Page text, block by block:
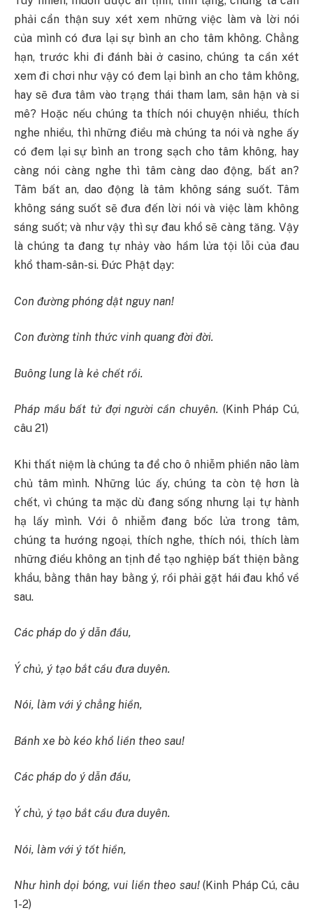
phải cẩn thận suy xét xem những việc làm và lời nói
của mình có đưa lại sự bình an cho tâm không. Chẳng
hạn, trước khi đi đánh bài ở casino, chúng ta cần xét
xem đi chơi như vậy có đem lại bình an cho tâm không,
hay sẽ đưa tâm vào trạng thái tham lam, sân hận và si
mê? Hoặc nếu chúng ta thích nói chuyện nhiều, thích
nghe nhiều, thì những điều mà chúng ta nói và nghe ấy
có đem lại sự bình an trong sạch cho tâm không, hay
càng nói càng nghe thì tâm càng dao động, bất an?
Tâm bất an, dao động là tâm không sáng suốt. Tâm
không sáng suốt sẽ đưa đến lời nói và việc làm không
sáng suốt; và như vậy thì sự đau khổ sẽ càng tăng. Vậy
là chúng ta đang tự nhảy vào hầm lửa tội lỗi của đau
khổ tham-sân-si. Ðức Phật dạy:
Con đường phóng dật nguy nan!
Con đường tỉnh thức vinh quang đời đời.
Buông lung là kẻ chết rồi.
Pháp mầu bất tử đợi người cần chuyên. (Kinh Pháp Cú,
câu 21)
Khi thất niệm là chúng ta để cho ô nhiễm phiền não làm
chủ tâm mình. Những lúc ấy, chúng ta còn tệ hơn là
chết, vì chúng ta mặc dù đang sống nhưng lại tự hành
hạ lấy mình. Với ô nhiễm đang bốc lửa trong tâm,
chúng ta hướng ngoại, thích nghe, thích nói, thích làm
những điều không an tịnh để tạo nghiệp bất thiện bằng
khẩu, bằng thân hay bằng ý, rồi phải gặt hái đau khổ về
sau.
Các pháp do ý dẫn đầu,
Ý chủ, ý tạo bắt cầu đưa duyên.
Nói, làm với ý chẳng hiền,
Bánh xe bò kéo khổ liền theo sau!
Các pháp do ý dẫn đầu,
Ý chủ, ý tạo bắt cầu đưa duyên.
Nói, làm với ý tốt hiền,
Như hình dọi bóng, vui liền theo sau!(Kinh Pháp Cú, câu
1-2)